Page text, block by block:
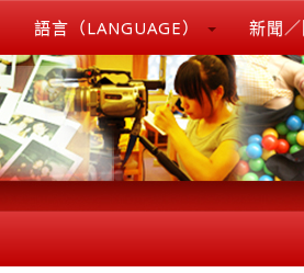
語言（LANGUAGE） 新聞